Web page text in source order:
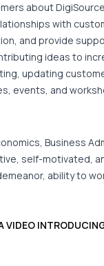
about
with
and provide
ideas to
updating
events, and
Business
self-motivated,
ability to
VIDEO